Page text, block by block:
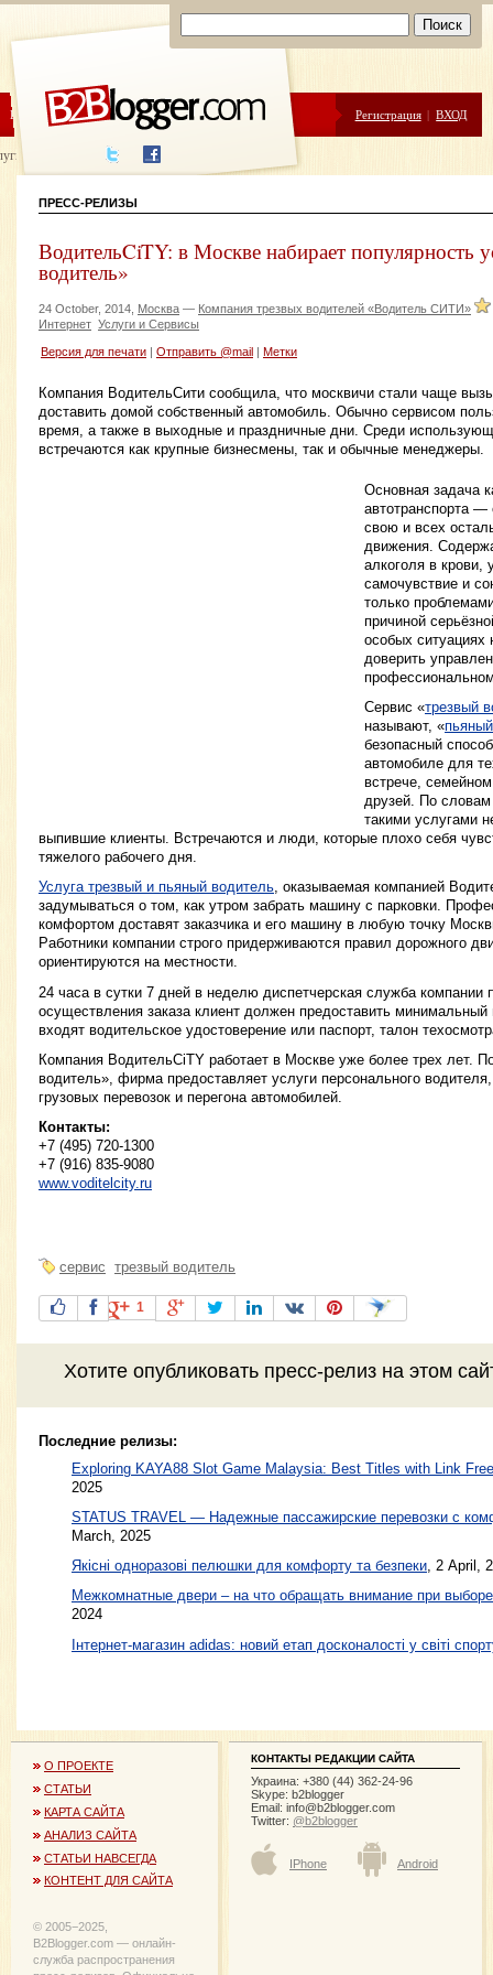
ЦЕНЫ ПОМОЩЬ Регистрация | ВХОД
написания
ПРЕСС-РЕЛИЗЫ
ВодительCiTY: в Москве набирает популярность
водитель»
24 October, 2014, Москва — Компания трезвых водителей «Водитель СИТИ»
Интернет Услуги и Сервисы
Версия для печати Отправить @mail Метки
Компания ВодительСити сообщила, что москвичи стали чаще
доставить домой собственный автомобиль. Обычно сервисом
время, а также в выходные и праздничные дни. Среди
встречаются как крупные бизнесмены, так и обычные менеджеры.
Основная задача
автотранспорта —
свою и всех
движения.
алкоголя в крови,
самочувствие и
только
причиной
особых
доверить
Сервис «трезвый
называют, «
безопасный
автомобиле для
встрече,
друзей. По словам
такими услугами
выпившие клиенты. Встречаются и люди, которые плохо себя
тяжелого рабочего дня.
Услуга трезвый и пьяный водитель, оказываемая компанией
задумываться о том, как утром забрать машину с парковки.
комфортом доставят заказчика и его машину в любую точку
Работники компании строго придерживаются правил дорожного
ориентируются на местности.
24 часа в сутки 7 дней в неделю диспетчерская служба компании
осуществления заказа клиент должен предоставить минимальный
входят водительское удостоверение или паспорт, талон
Компания ВодительCiTY работает в Москве уже более трех лет.
водитель», фирма предоставляет услуги персонального
грузовых перевозок и перегона автомобилей.
Контакты:
+7 (495) 720-1300
+7 (916) 835-9080
www.voditelcity.ru
сервис трезвый водитель
1
Хотите опубликовать пресс-релизна этом
Последние релизы:
Exploring KAYA88 Slot Game Malaysia: Best Titles with Link
2025
STATUS TRAVEL — Надежные пассажирские перевозки с
March, 2025
Якісні одноразові пелюшки для комфорту та безпеки, 2 April,
Межкомнатные двери – на что обращать внимание при
2024
Інтернет-магазин adidas: новий етап досконалості у світі
О ПРОЕКТЕ
СТАТЬИ
КАРТА САЙТА
АНАЛИЗ САЙТА
СТАТЬИ НАВСЕГДА
КОНТЕНТ ДЛЯ САЙТА
© 2005−2025,
B2Blogger.com — онлайн-
служба распространения
КОНТАКТЫ РЕДАКЦИИ САЙТА
Украина: +380 (44) 362-24-96
Skype: b2blogger
Email: info@b2blogger.com
Twitter: @b2blogger
IPhone Android